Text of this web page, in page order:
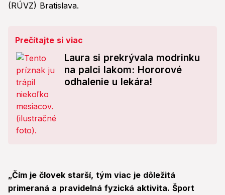
(RÚVZ) Bratislava.
Prečítajte si viac
Laura si prekrývala modrinku
na palci lakom: Hororové
odhalenie u lekára!
„Čím je človek starší, tým viac je dôležitá
primeraná a pravidelná fyzická aktivita. Šport